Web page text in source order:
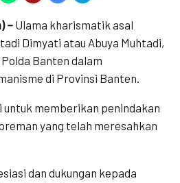
– Ulama kharismatik asal
Dimyati atau Abuya Muhtadi,
Banten dalam
di Provinsi Banten.
untuk memberikan penindakan
yang telah meresahkan
dan dukungan kepada